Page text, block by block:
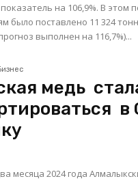
на 106,9%. В этом периоде зарубежным
было поставлено 11 324
выполнен на 116,7%)...
медь
месяца 2024 года